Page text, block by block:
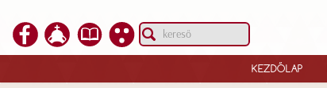
KEZDŐLAP